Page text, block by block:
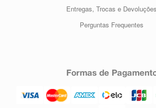
Entregas, Trocas e Devoluções
Perguntas Frequentes
Formas de